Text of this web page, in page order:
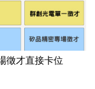
徵才直接卡位